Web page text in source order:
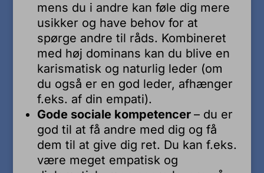
mens du i andre kan føle dig mere
usikker og have behov for at
spørge andre til råds. Kombineret
med høj dominans kan du blive en
karismatisk og naturlig leder (om
du også er en god leder, afhænger
f.eks. af din empati).
Gode sociale kompetencer – du er
god til at få andre med dig og få
dem til at give dig ret. Du kan f.eks.
være meget empatisk og